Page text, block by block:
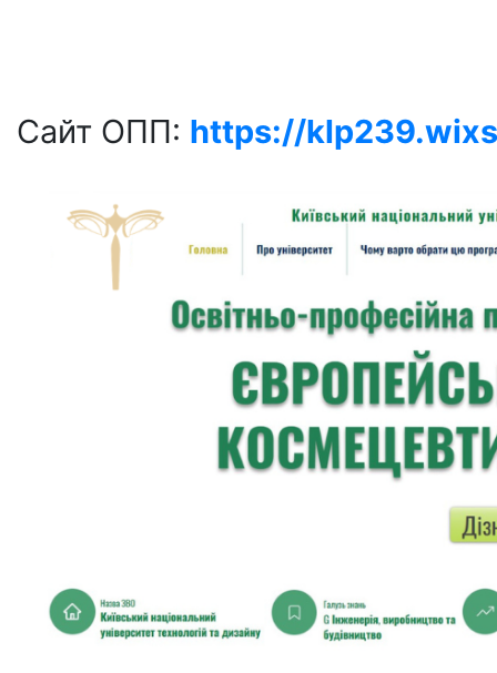
Сайт ОПП: https://